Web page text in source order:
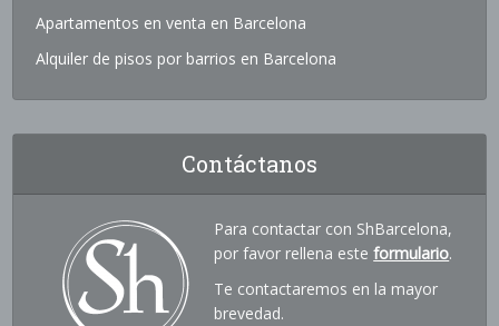
Apartamentos en venta en Barcelona
Alquiler de pisos por barrios en Barcelona
Contáctanos
Para contactar con ShBarcelona,
por favor rellena esteformulario.
Te contactaremos en la mayor
brevedad.